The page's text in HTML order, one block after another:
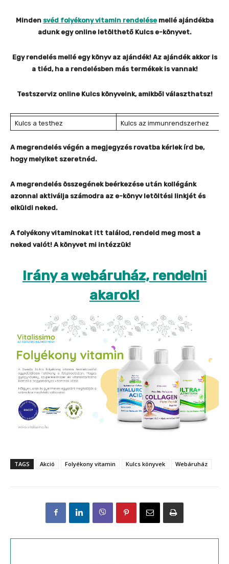
Minden svéd folyékony vitamin rendelésemellé ajándékba
adunk egy online letölthető Kulcs e-könyvet.
Egy rendelés mellé egy könyv az ajándék! Az ajándék akkor is
a tiéd, ha a rendelésben más termékek is vannak!
Testszerviz online Kulcs könyveink, amikből választhatsz!
Kulcs a testhez Kulcs az immunrendszerhez
A megrendelés végén a megjegyzés rovatba kérlek írd be,
hogy melyiket szeretnéd.
A megrendelés összegének beérkezése után kollégánk
azonnal aktiválja számodra az e-könyv letöltési linkjét és
elküldi neked.
A folyékony vitaminokat itt találod, rendeld meg most a
neked valót! A könyvet mi intézzük!
Irány a webáruház, rendelni
akarok!
TAGS Akció Folyékony vitamin Kulcs könyvek Webáruház